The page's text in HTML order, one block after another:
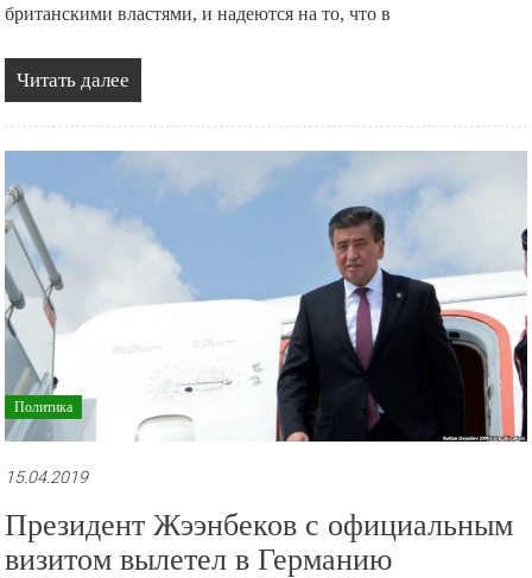
британскими властями, и надеются на то, что в
Читать далее
Политика
15.04.2019
Президент Жээнбеков с официальным
визитом вылетел в Германию